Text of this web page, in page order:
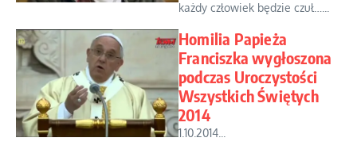
każdy człowiek będzie czuł…...
Homilia Papieża
Franciszka wygłoszona
podczas Uroczystości
Wszystkich Świętych
2014
1.10.2014...